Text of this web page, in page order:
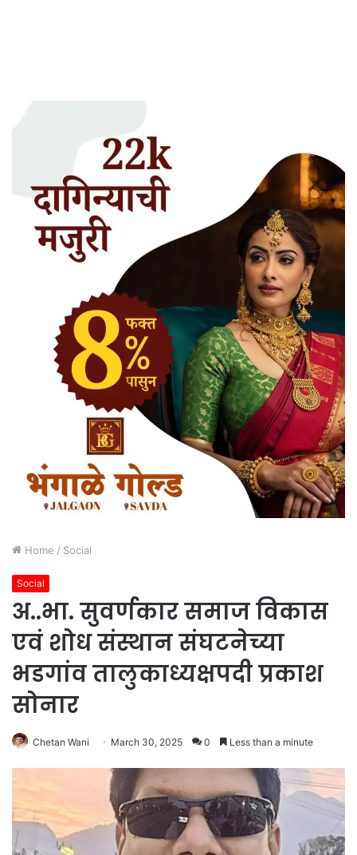
Home / Social
Social
अ..भा. सुवर्णकार समाज विकास
एवं शोध संस्थान संघटनेच्या
भडगांव तालुकाध्यक्षपदी प्रकाश
सोनार
Chetan Wani March 30, 2025 0 Less than a minute